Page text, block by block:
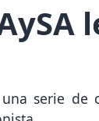
serie